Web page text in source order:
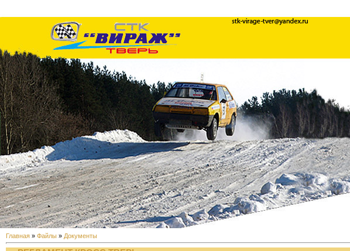
Главная » Файлы » Документы